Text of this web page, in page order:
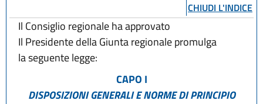
CHIUDI L'INDICE
Il Consiglio regionale ha approvato
Il Presidente della Giunta regionale promulga
la seguente legge:
CAPO I
DISPOSIZIONI GENERALI E NORME DI PRINCIPIO